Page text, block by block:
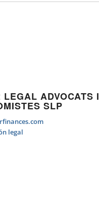
LEGAL ADVOCATS I
SLP
legal